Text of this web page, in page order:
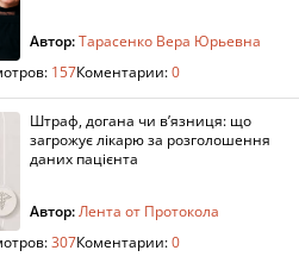
Автор:Тарасенко Вера Юрьевна
157Коментарии:0
Штраф, догана чи в’язниця: що
загрожує лікарю за розголошення
даних пацієнта
Автор:Лента от Протокола
307Коментарии:0